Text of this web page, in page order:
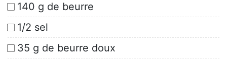
140 g de beurre
1/2 sel
35 g de beurre doux